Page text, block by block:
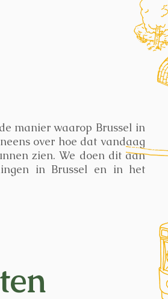
manier waarop Brussel in
over hoe dat vandaag
zien. We doen dit aan
in Brussel en in het